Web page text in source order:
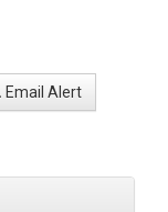
Email Alert